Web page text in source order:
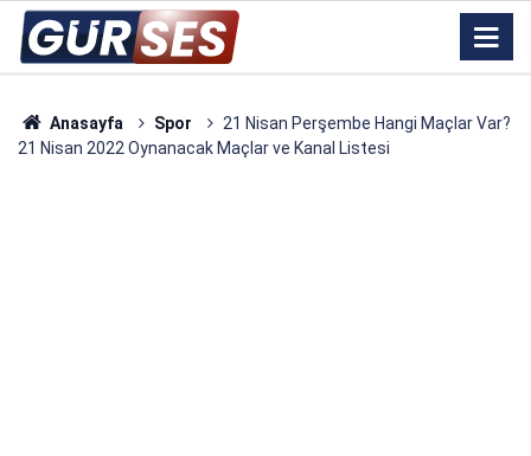
Anasayfa Spor
21 Nisan Perşembe Hangi Maçlar Var?
21 Nisan 2022 Oynanacak Maçlar ve Kanal Listesi